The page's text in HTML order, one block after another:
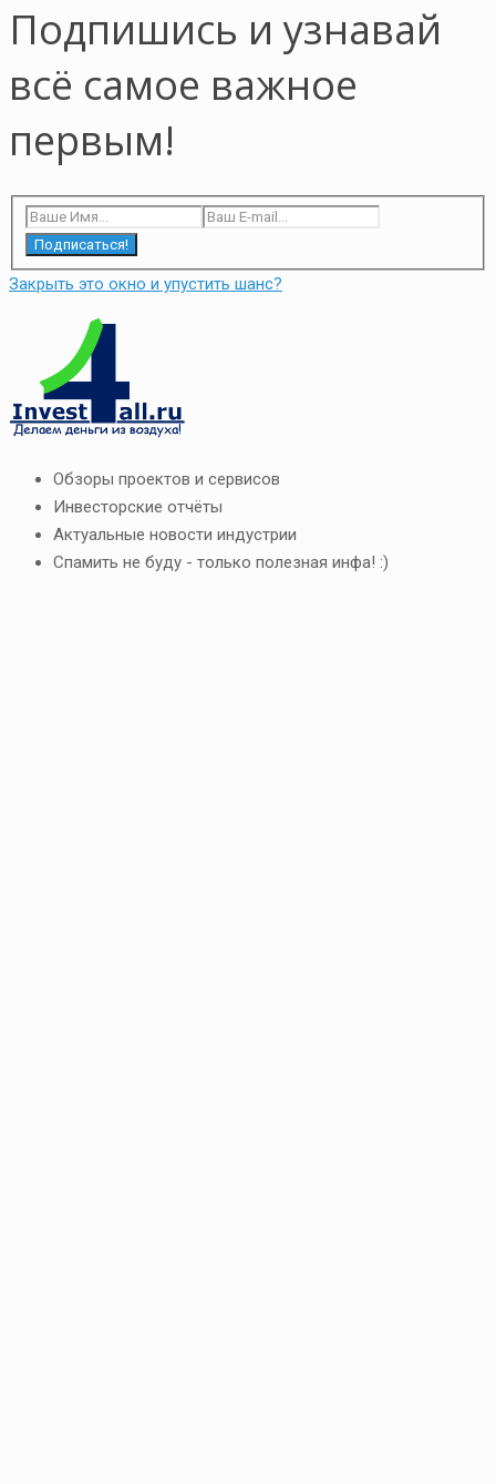
Подпишись и узнавай
всё самое важное
первым!
Подписаться!
Закрыть это окно и упустить шанс?
Обзоры проектов и сервисов
Инвесторские отчёты
Актуальные новости индустрии
Спамить не буду - только полезная инфа! :)